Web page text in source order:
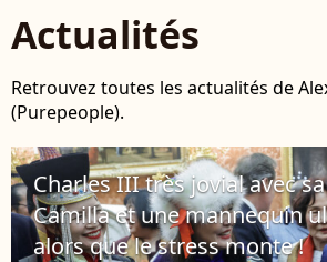
Actualités
Retrouvez toutes les actualités de
(Purepeople).
Charles III très jovial avec
Camilla et une mannequin
alors que le stress monte !